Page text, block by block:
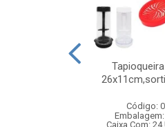
Código:
Caixa Com: